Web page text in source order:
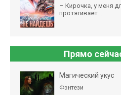
– Кирочка, у меня
протягивает...
Прямо
Магический укус
Фэнтези